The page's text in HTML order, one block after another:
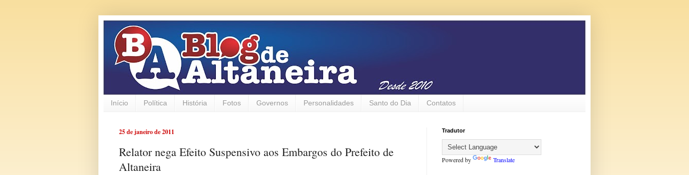
Início Política História Fotos Governos Personalidades Santo do Dia Contatos
25 de janeiro de 2011
Relator nega Efeito Suspensivo aos Embargos do Prefeito de
Altaneira
Tradutor
Powered by Translate